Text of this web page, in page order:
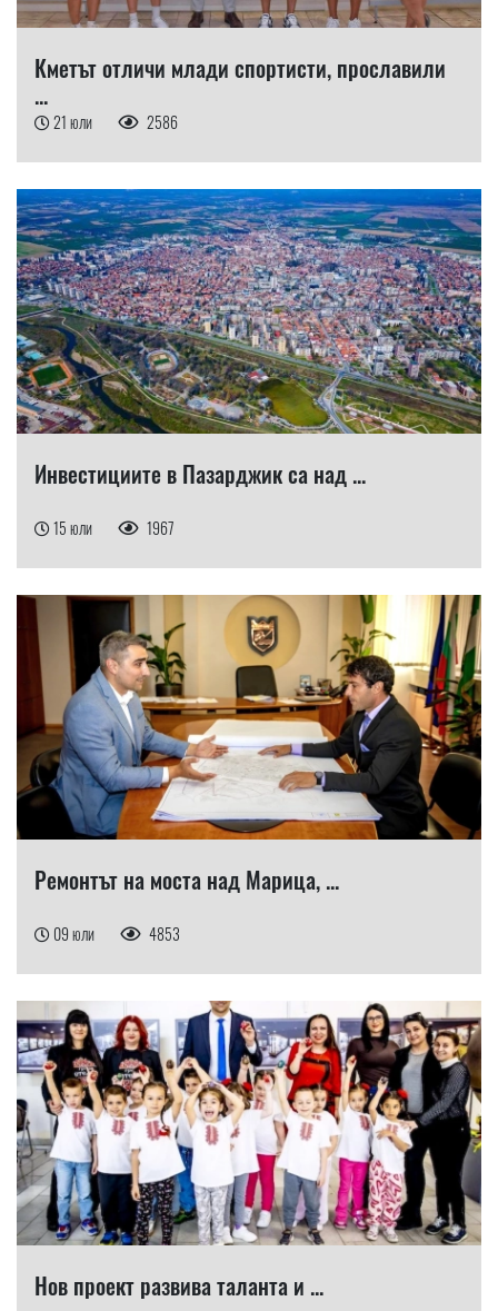
Кметът отличи млади спортисти, прославили
...
21 юли 2586
Инвестициите в Пазарджик са над ...
15 юли 1967
Ремонтът на моста над Марица, ...
09 юли 4853
Нов проект развива таланта и ...